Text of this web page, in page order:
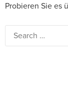
Probieren Sie es